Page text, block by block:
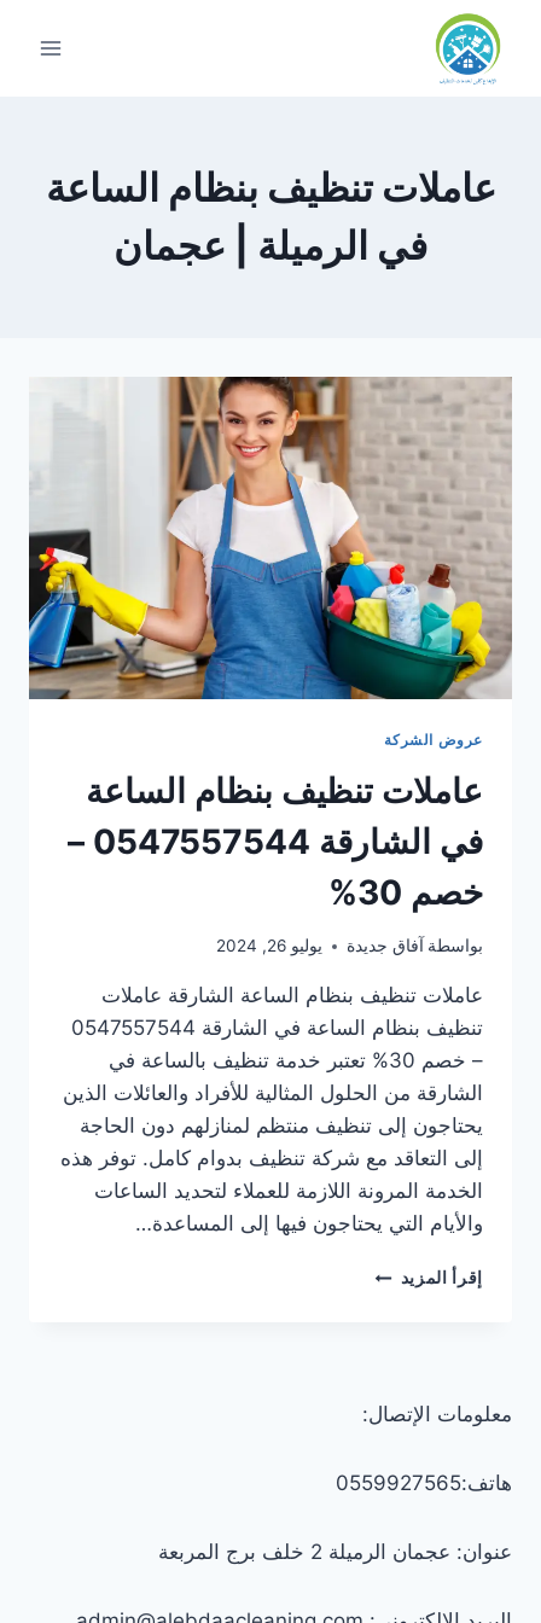
التجاوز
المحتوى
عاملات تنظيف بنظام الساعة
في الرميلة | عجمان
عروض الشركة
عاملات تنظيف بنظام الساعة
في الشارقة 0547557544 –
خصم 30%
بواسطة آفاق جديدة يوليو 26, 2024
عاملات تنظيف بنظام الساعة الشارقة عاملات
تنظيف بنظام الساعة في الشارقة 0547557544
– خصم 30% تعتبر خدمة تنظيف بالساعة في
الشارقة من الحلول المثالية للأفراد والعائلات الذين
يحتاجون إلى تنظيف منتظم لمنازلهم دون الحاجة
إلى التعاقد مع شركة تنظيف بدوام كامل. توفر هذه
الخدمة المرونة اللازمة للعملاء لتحديد الساعات
والأيام التي يحتاجون فيها إلى المساعدة…
إقرأ المزيد عاملات
0547557544
خصم
معلومات الإتصال:
هاتف:0559927565
عنوان: عجمان الرميلة 2 خلف برج المربعة